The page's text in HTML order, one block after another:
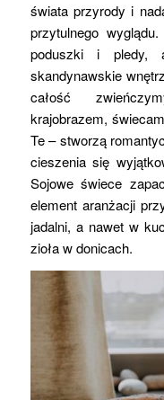
świata przyrody i
przytulnego
poduszki i
skandynawskie
całość
krajobrazem,
Te – stworzą
cieszenia się
Sojowe świece
element aranżacji
jadalni, a nawet w
zioła w donicach.